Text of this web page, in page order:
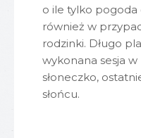
o ile tylko pogoda
również w
rodzinki. Długo
wykonana sesja
słoneczko,
słońcu.